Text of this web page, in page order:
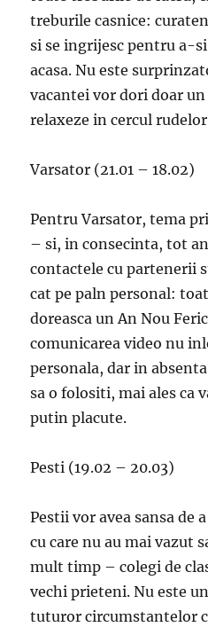
treburile casnice:
si se ingrijesc pentru a-
acasa. Nu este
vacantei vor dori doar
relaxeze in cercul
Varsator (21.01 – 18.02)
Pentru Varsator, tema
– si, in consecinta, tot
contactele cu partenerii
cat pe paln personal:
doreasca un An Nou
comunicarea video nu
personala, dar in
sa o folositi, mai ales ca
putin placute.
Pesti (19.02 – 20.03)
Pestii vor avea sansa de
cu care nu au mai vazut
mult timp – colegi de
vechi prieteni. Nu este
tuturor circumstantelor